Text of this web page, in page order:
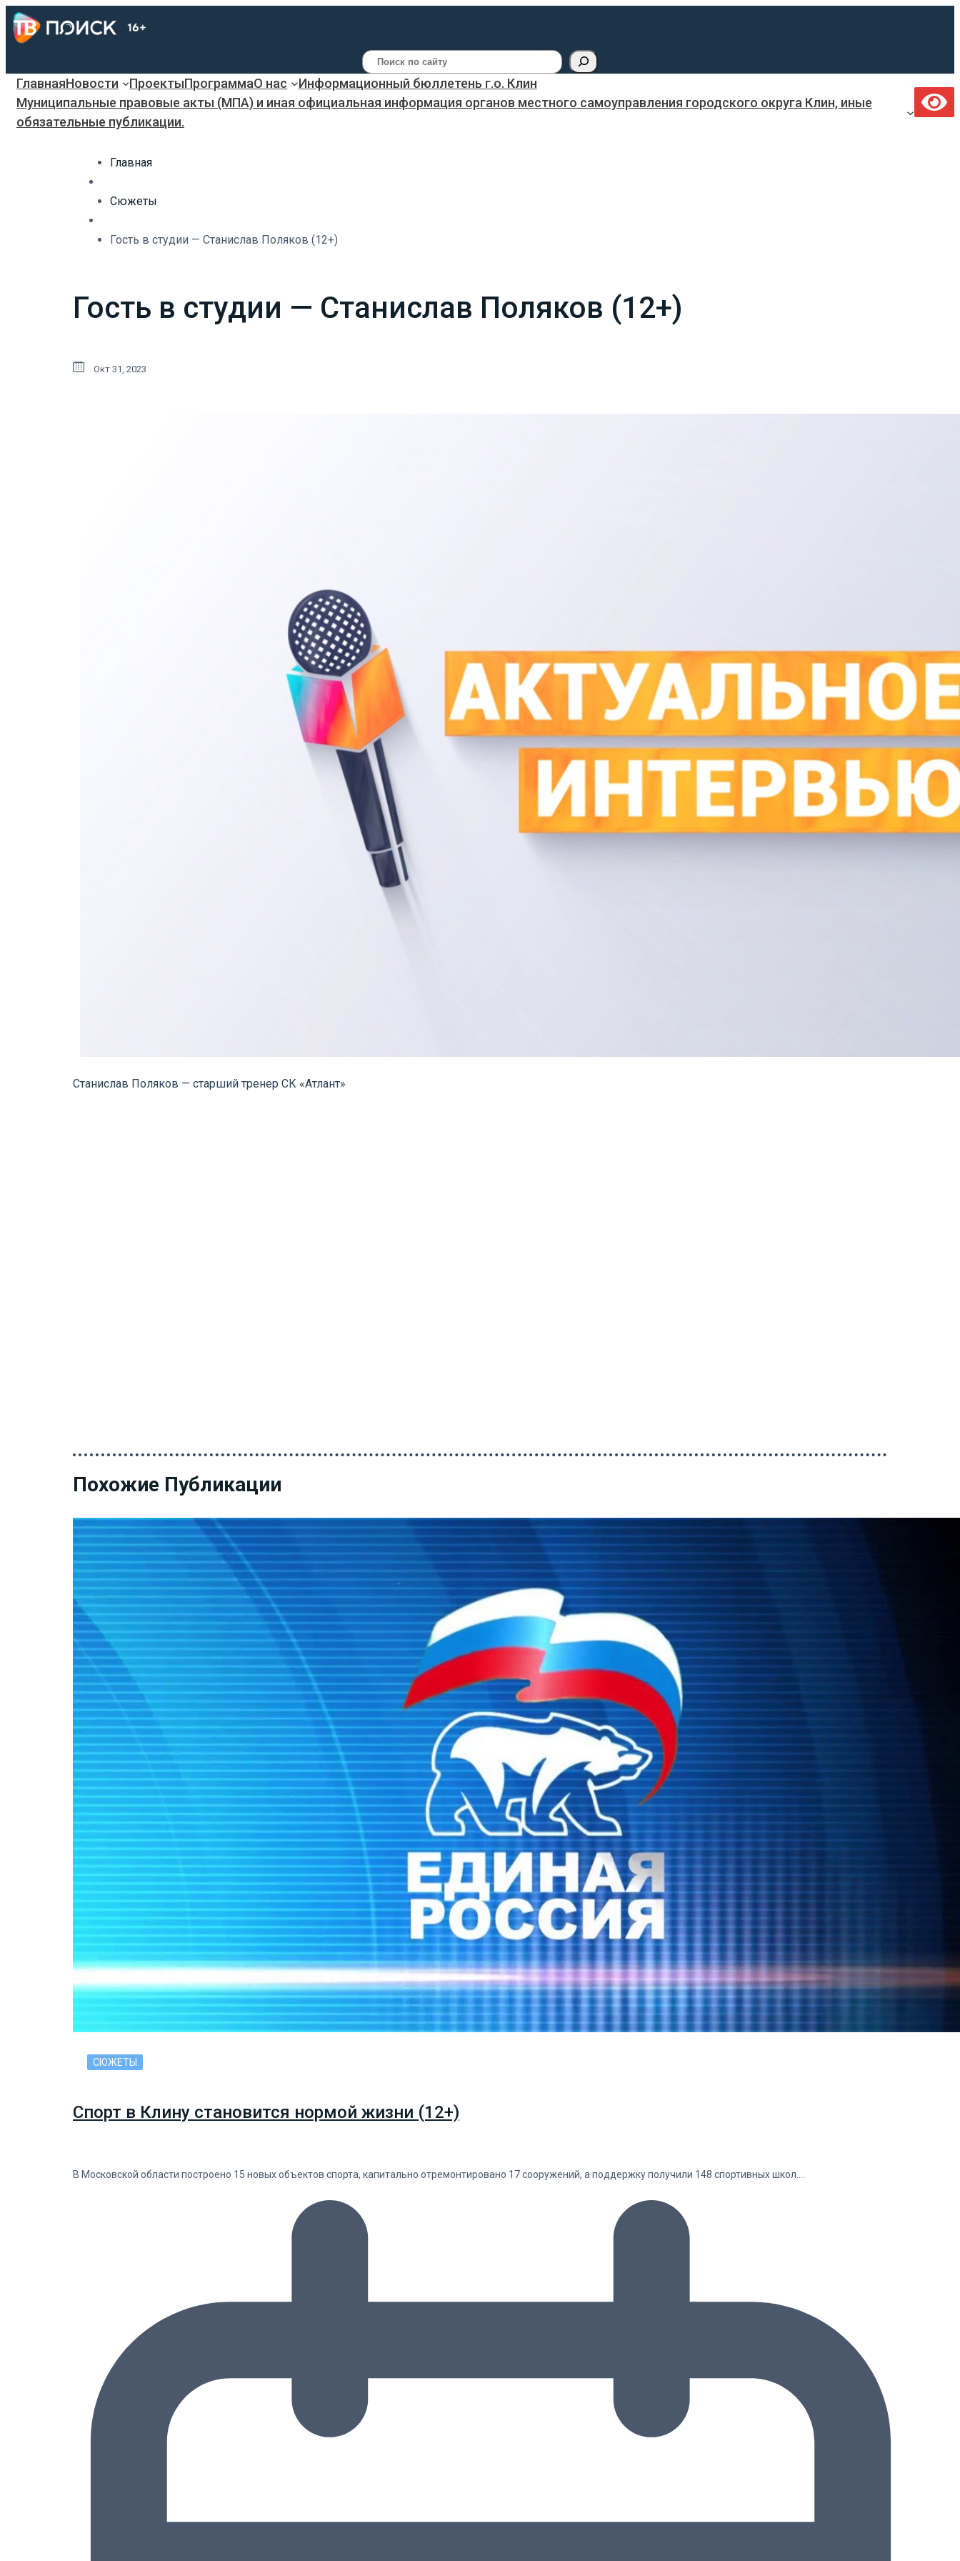
Поиск
ГлавнаяНовости ПроектыПрограммаО нас
Информационный бюллетень г.о. Клин
Муниципальные правовые акты (МПА) и иная официальная информация органов местного самоуправления городского округа Клин, иные
обязательные публикации.
Главная
Сюжеты
Гость в студии — Станислав Поляков (12+)
Гость в студии — Станислав Поляков (12+)
Окт 31, 2023
Станислав Поляков — старший тренер СК «Атлант»
Похожие Публикации
СЮЖЕТЫ
Спорт в Клину становится нормой жизни (12+)
В Московской области построено 15 новых объектов спорта, капитально отремонтировано 17 сооружений, а поддержку получили 148 спортивных школ.…